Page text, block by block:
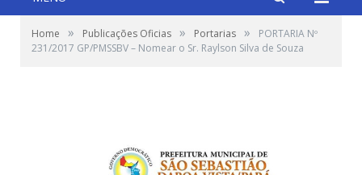
Home » Publicações Oficias » Portarias »
PORTARIA Nº
231/2017 GP/PMSSBV – Nomear o Sr. Raylson Silva de Souza